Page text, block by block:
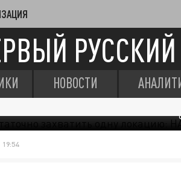
РУССКИЙ
НОВОСТИ